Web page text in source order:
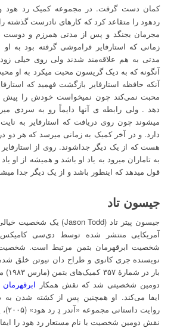
کمان دست گرفت. در مجموعه کمیک رد هود
ردهود را متقاعد کرد که کارهای نادرست گذشته را
مجرمان بجنگد و پس از مدتی همرزم و دوست
زمانی که استارفایر فراموشی گرفته بود به
مدتی به هم علاقه‌مند شدند ولی روی خیلی
آنگونه که به دیک گریسون محبت میکرد به او
آنکه حافظه استارفایر بازگشت فهمید که
محبت نمی‌کند چون نمیخواست خودش را پیش
دهد . ولی رابطه ی آنها دایماً رو به سردی
میشوند چون روی دریافت که استارفایر به
دارد. و در آخر کمیک به زمانی میرسد که هر دو
هست که از یک دیگر جداشوند. روی از
به تاماران میرود به یاد او باشد و همیشه از او یاد
قول میدهد که اینطور باشد و از یک دیگر جدا
جیسون تاد
جیسون پیتر تاد (Jason Todd) یک شخصیت
آمریکایی منتشر شده توسط دی‌سی
شخصیت ابرقهرمان بتمن مرتبط است.
نویسنده جری کانوی و طراح دان نیوتن خلق
بار
دومین شخصیتی شد که نقش همکار
ایفا می‌کند. او همچنین پس از کشته شدن
نقش دومین شخصیت با نام مستعار رد هود را